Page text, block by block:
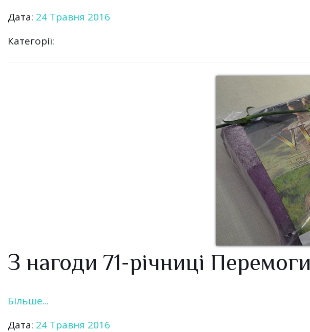
Дата: 24 Травня 2016
Категорії:
З нагоди 71-річниці Перемоги
Більше...
Дата: 24 Травня 2016